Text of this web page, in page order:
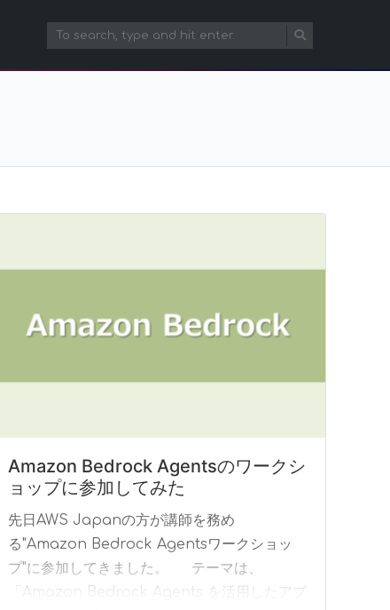
Amazon Bedrock Agentsのワークシ
ョップに参加してみた
先日AWS Japanの方が講師を務め
る"Amazon Bedrock Agentsワークショッ
プ"に参加してきました。 テーマは、
「Amazon Bedrock Agents を活用したアプ